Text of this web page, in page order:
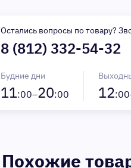
Остались вопросы по товару?
8 (812) 332-54-32
Будние дни
11:00–20:00 12
Похожие